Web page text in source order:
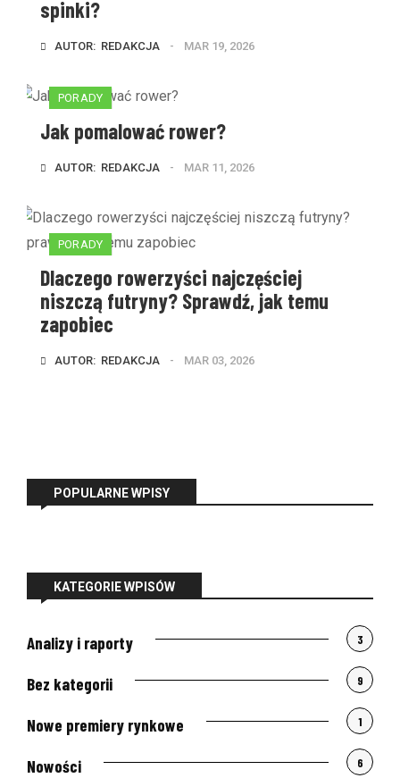
spinki?
AUTOR: REDAKCJA MAR 19, 2026
PORADY
Jak pomalować rower?
AUTOR: REDAKCJA MAR 11, 2026
PORADY
Dlaczego rowerzyści najczęściej
niszczą futryny? Sprawdź, jak temu
zapobiec
AUTOR: REDAKCJA MAR 03, 2026
POPULARNE WPISY
KATEGORIE WPISÓW
Analizy i raporty 3
Bez kategorii 9
Nowe premiery rynkowe 1
Nowości 6